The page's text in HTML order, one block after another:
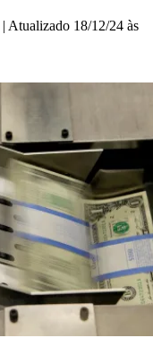
| Atualizado 18/12/24 às